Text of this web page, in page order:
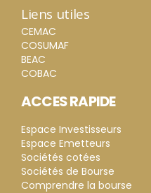
Liens utiles
CEMAC
COSUMAF
BEAC
COBAC
ACCES RAPIDE
Espace Investisseurs
Espace Emetteurs
Sociétés cotées
Sociétés de Bourse
Comprendre la bourse